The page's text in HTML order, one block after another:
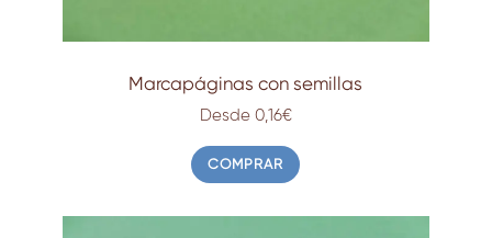
Marcapáginas con semillas
Desde 0,16€
COMPRAR